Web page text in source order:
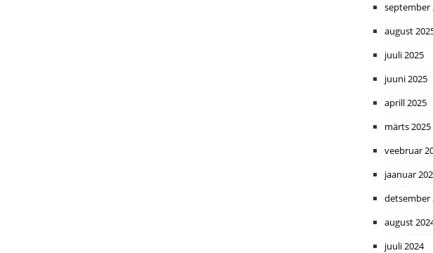
september
august
juuli 2025
juuni 2025
aprill 2025
märts 2025
veebruar
jaanuar
detsember
august
juuli 2024